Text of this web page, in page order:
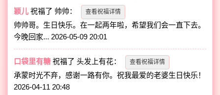
颖儿 祝福了 帅帅： 查看祝福详情
帅帅哥。生日快乐。在一起两年啦，希望我们会一直下去。
今晚回家... 2026-05-09 20:01
口袋里有糖 祝福了头发上有花： 查看祝福详情
承蒙时光不弃，感谢一路有你。祝我最爱的老婆生日快乐！
2026-04-11 20:48